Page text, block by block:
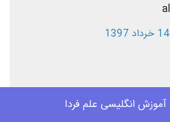
14 خرداد 1397
از شارژر های بی سیم خیلی خوشم اومده
آموزش انگلیسی علم فردا